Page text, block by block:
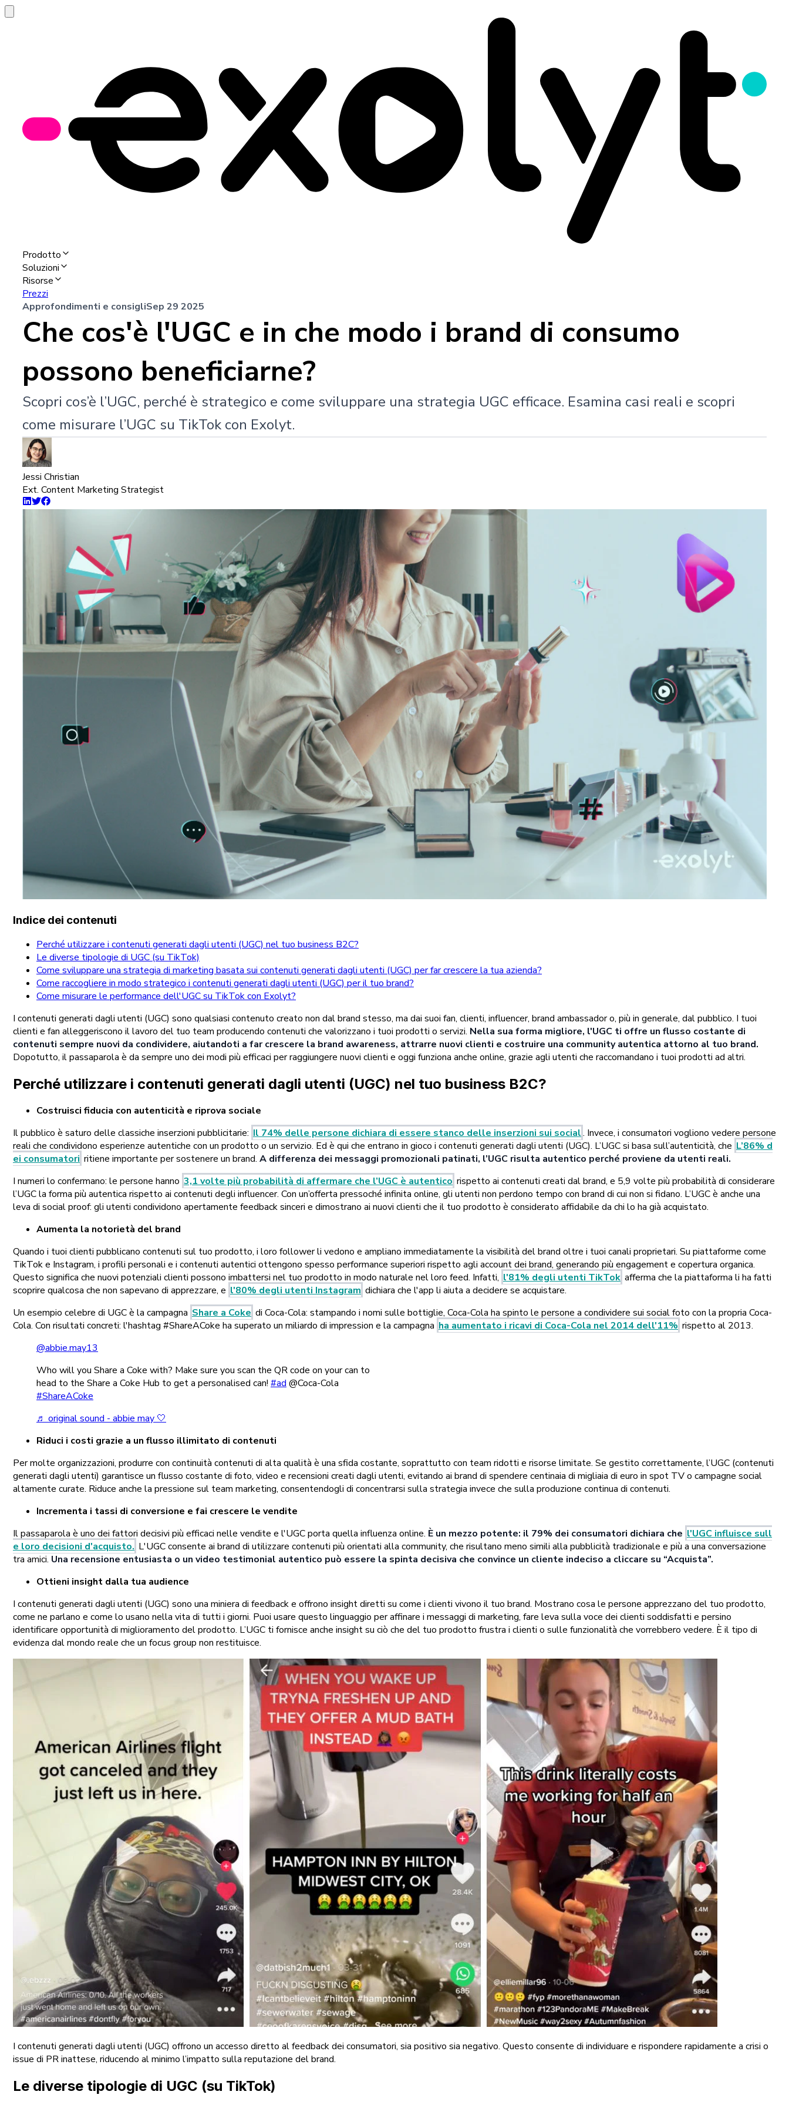
Prodotto
Soluzioni
Risorse
Prezzi
Approfondimenti e consigliSep 29 2025
Che cos'è l'UGC e in che modo i brand di consumo
possono beneficiarne?
Scopri cos’è l’UGC, perché è strategico e come sviluppare una strategia UGC efficace. Esamina casi reali e scopri
come misurare l’UGC su TikTok con Exolyt.
Jessi Christian
Ext. Content Marketing Strategist
Indice dei contenuti
Perché utilizzare i contenuti generati dagli utenti (UGC) nel tuo business B2C?
Le diverse tipologie di UGC (su TikTok)
Come sviluppare una strategia di marketing basata sui contenuti generati dagli utenti (UGC) per far crescere la tua azienda?
Come raccogliere in modo strategico i contenuti generati dagli utenti (UGC) per il tuo brand?
Come misurare le performance dell'UGC su TikTok con Exolyt?
I contenuti generati dagli utenti (UGC) sono qualsiasi contenuto creato non dal brand stesso, ma dai suoi fan, clienti, influencer, brand ambassador o, più in generale, dal pubblico. I tuoi
clienti e fan alleggeriscono il lavoro del tuo team producendo contenuti che valorizzano i tuoi prodotti o servizi. Nella sua forma migliore, l'UGC ti offre un flusso costante di
contenuti sempre nuovi da condividere, aiutandoti a far crescere la brand awareness, attrarre nuovi clienti e costruire una community autentica attorno al tuo brand.
Dopotutto, il passaparola è da sempre uno dei modi più efficaci per raggiungere nuovi clienti e oggi funziona anche online, grazie agli utenti che raccomandano i tuoi prodotti ad altri.
Perché utilizzare i contenuti generati dagli utenti (UGC) nel tuo business B2C?
Costruisci fiducia con autenticità e riprova sociale
Il pubblico è saturo delle classiche inserzioni pubblicitarie: Il 74% delle persone dichiara di essere stanco delle inserzioni sui social. Invece, i consumatori vogliono vedere persone
reali che condividono esperienze autentiche con un prodotto o un servizio. Ed è qui che entrano in gioco i contenuti generati dagli utenti (UGC). L’UGC si basa sull’autenticità, che L’86% d
ei consumatori ritiene importante per sostenere un brand. A differenza dei messaggi promozionali patinati, l’UGC risulta autentico perché proviene da utenti reali.
I numeri lo confermano: le persone hanno 3,1 volte più probabilità di affermare che l’UGC è autentico rispetto ai contenuti creati dal brand, e 5,9 volte più probabilità di considerare
l’UGC la forma più autentica rispetto ai contenuti degli influencer. Con un’offerta pressoché infinita online, gli utenti non perdono tempo con brand di cui non si fidano. L’UGC è anche una
leva di social proof: gli utenti condividono apertamente feedback sinceri e dimostrano ai nuovi clienti che il tuo prodotto è considerato affidabile da chi lo ha già acquistato.
Aumenta la notorietà del brand
Quando i tuoi clienti pubblicano contenuti sul tuo prodotto, i loro follower li vedono e ampliano immediatamente la visibilità del brand oltre i tuoi canali proprietari. Su piattaforme come
TikTok e Instagram, i profili personali e i contenuti autentici ottengono spesso performance superiori rispetto agli account dei brand, generando più engagement e copertura organica.
Questo significa che nuovi potenziali clienti possono imbattersi nel tuo prodotto in modo naturale nel loro feed. Infatti, l'81% degli utenti TikTok afferma che la piattaforma li ha fatti
scoprire qualcosa che non sapevano di apprezzare, e l'80% degli utenti Instagram dichiara che l'app li aiuta a decidere se acquistare.
Un esempio celebre di UGC è la campagna Share a Coke di Coca-Cola: stampando i nomi sulle bottiglie, Coca-Cola ha spinto le persone a condividere sui social foto con la propria Coca-
Cola. Con risultati concreti: l'hashtag #ShareACoke ha superato un miliardo di impression e la campagna ha aumentato i ricavi di Coca-Cola nel 2014 dell'11% rispetto al 2013.
@abbie.may13
Who will you Share a Coke with? Make sure you scan the QR code on your can to
head to the Share a Coke Hub to get a personalised can! #ad @Coca-Cola
#ShareACoke
♬ original sound - abbie may 🤍
Riduci i costi grazie a un flusso illimitato di contenuti
Per molte organizzazioni, produrre con continuità contenuti di alta qualità è una sfida costante, soprattutto con team ridotti e risorse limitate. Se gestito correttamente, l’UGC (contenuti
generati dagli utenti) garantisce un flusso costante di foto, video e recensioni creati dagli utenti, evitando ai brand di spendere centinaia di migliaia di euro in spot TV o campagne social
altamente curate. Riduce anche la pressione sul team marketing, consentendogli di concentrarsi sulla strategia invece che sulla produzione continua di contenuti.
Incrementa i tassi di conversione e fai crescere le vendite
Il passaparola è uno dei fattori decisivi più efficaci nelle vendite e l'UGC porta quella influenza online. È un mezzo potente: il 79% dei consumatori dichiara che l'UGC influisce sull
e loro decisioni d'acquisto. L'UGC consente ai brand di utilizzare contenuti più orientati alla community, che risultano meno simili alla pubblicità tradizionale e più a una conversazione
tra amici. Una recensione entusiasta o un video testimonial autentico può essere la spinta decisiva che convince un cliente indeciso a cliccare su “Acquista”.
Ottieni insight dalla tua audience
I contenuti generati dagli utenti (UGC) sono una miniera di feedback e offrono insight diretti su come i clienti vivono il tuo brand. Mostrano cosa le persone apprezzano del tuo prodotto,
come ne parlano e come lo usano nella vita di tutti i giorni. Puoi usare questo linguaggio per affinare i messaggi di marketing, fare leva sulla voce dei clienti soddisfatti e persino
identificare opportunità di miglioramento del prodotto. L’UGC ti fornisce anche insight su ciò che del tuo prodotto frustra i clienti o sulle funzionalità che vorrebbero vedere. È il tipo di
evidenza dal mondo reale che un focus group non restituisce.
I contenuti generati dagli utenti (UGC) offrono un accesso diretto al feedback dei consumatori, sia positivo sia negativo. Questo consente di individuare e rispondere rapidamente a crisi o
issue di PR inattese, riducendo al minimo l’impatto sulla reputazione del brand.
Le diverse tipologie di UGC (su TikTok)